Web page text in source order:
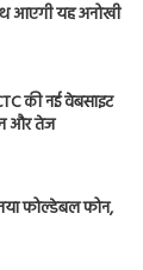
आएगी यह अनोखी
की नई वेबसाइट
और तेज
फोल्डेबल फोन,